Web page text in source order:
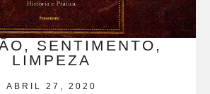
SENTIMENTO,
LIMPEZA
ABRIL 27, 2020